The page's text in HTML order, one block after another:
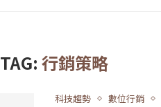
TAG: 行銷策略
科技趨勢 數位行銷